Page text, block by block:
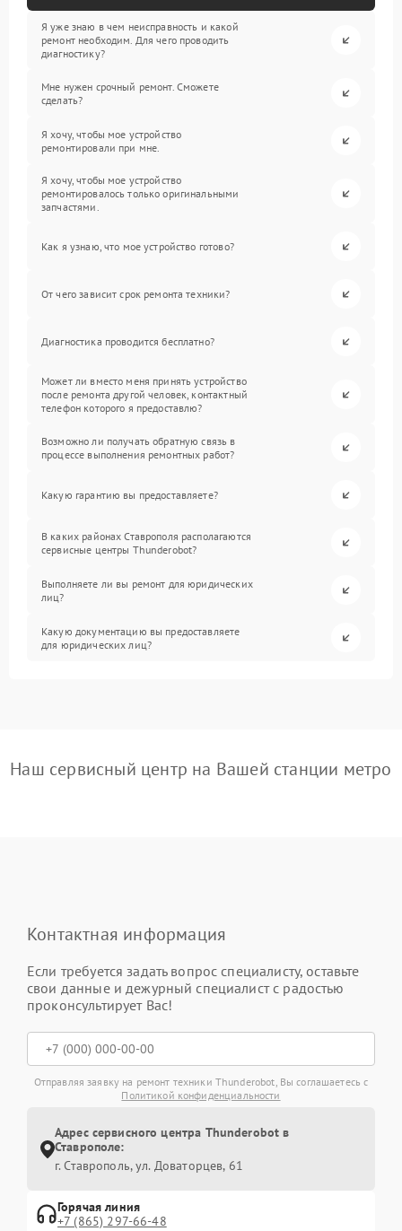
Я уже знаю в чем неисправность и какой
ремонт необходим. Для чего проводить
диагностику?
Мне нужен срочный ремонт. Сможете
сделать?
Я хочу, чтобы мое устройство
ремонтировали при мне.
Я хочу, чтобы мое устройство
ремонтировалось только оригинальными
запчастями.
Как я узнаю, что мое устройство готово?
От чего зависит срок ремонта техники?
Диагностика проводится бесплатно?
Может ли вместо меня принять устройство
после ремонта другой человек, контактный
телефон которого я предоставлю?
Возможно ли получать обратную связь в
процессе выполнения ремонтных работ?
Какую гарантию вы предоставляете?
В каких районах Ставрополя располагаются
сервисные центры Thunderobot?
Выполняете ли вы ремонт для юридических
лиц?
Какую документацию вы предоставляете
для юридических лиц?
Наш сервисный центр на Вашей станции метро
Контактная информация
Если требуется задать вопрос специалисту, оставьте
свои данные и дежурный специалист с радостью
проконсультирует Вас!
Отправляя заявку на ремонт техники Thunderobot, Вы соглашаетесь с
Политикой конфиденциальности
Адрес сервисного центра Thunderobot в
Ставрополе:
г. Ставрополь, ул. Доваторцев, 61
Горячая линия
+7 (865) 297-66-48